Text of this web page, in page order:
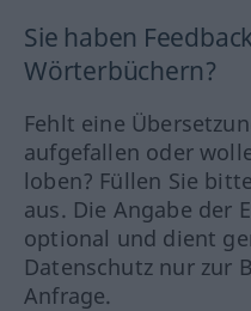
Sie haben
Wörterbüchern?
Fehlt eine
aufgefallen oder
loben? Füllen Sie
aus. Die Angabe der
optional und dient
Datenschutz nur zur
Anfrage.